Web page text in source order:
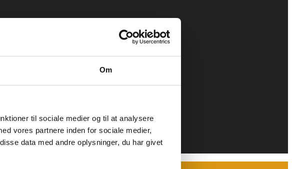
Om
til sociale medier og til at analysere
vores partnere inden for sociale medier,
data med andre oplysninger, du har givet